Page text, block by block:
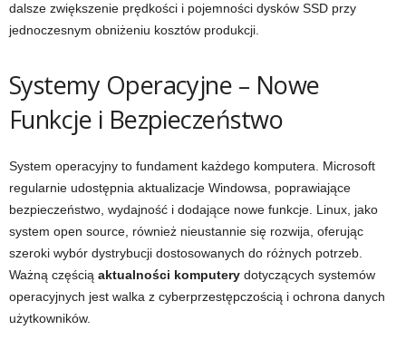
dalsze zwiększenie prędkości i pojemności dysków SSD przy
jednoczesnym obniżeniu kosztów produkcji.
Systemy Operacyjne – Nowe
Funkcje i Bezpieczeństwo
System operacyjny to fundament każdego komputera. Microsoft
regularnie udostępnia aktualizacje Windowsa, poprawiające
bezpieczeństwo, wydajność i dodające nowe funkcje. Linux, jako
system open source, również nieustannie się rozwija, oferując
szeroki wybór dystrybucji dostosowanych do różnych potrzeb.
Ważną częścią aktualności komputery dotyczących systemów
operacyjnych jest walka z cyberprzestępczością i ochrona danych
użytkowników.